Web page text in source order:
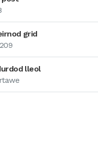
grid
lleol